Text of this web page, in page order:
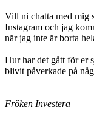
Vill ni chatta med mig
Instagram och jag
när jag inte är borta
Hur har det gått för er
blivit påverkade på
Fröken Investera